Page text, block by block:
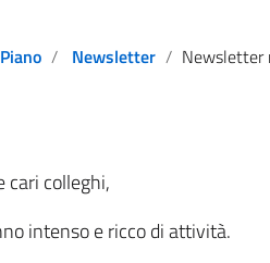
Newsletter Newsletter n°9
cari colleghi,
intenso e ricco di attività.